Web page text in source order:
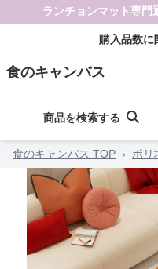
ランチョンマット専門
購入品数に
食のキャンバス
商品を検索する
食のキャンバス TOP › ポリ